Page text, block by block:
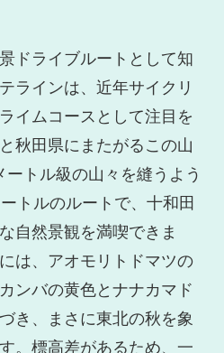
ドライブルートとして知
ラインは、近年サイクリ
イムコースとして注目を
秋田県にまたがるこの山
トル級の山々を縫うよう
トルのルートで、十和田
自然景観を満喫できま
は、アオモリトドマツの
ンバの黄色とナナカマド
き、まさに東北の秋を象
。標高差があるため、一